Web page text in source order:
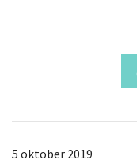
5 oktober 2019